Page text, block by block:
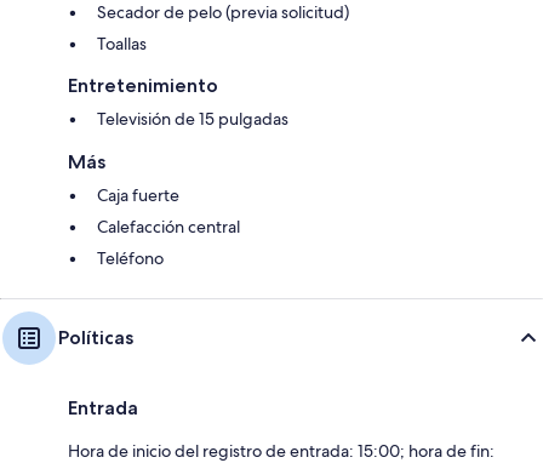
Secador de pelo (previa solicitud)
Toallas
Entretenimiento
Televisión de 15 pulgadas
Más
Caja fuerte
Calefacción central
Teléfono
Políticas
Entrada
Hora de inicio del registro de entrada: 15:00; hora de fin: